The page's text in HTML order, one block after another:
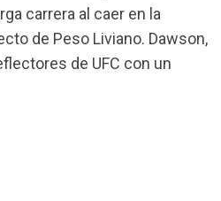
carrera al caer en la
de Peso Liviano. Dawson,
de UFC con un